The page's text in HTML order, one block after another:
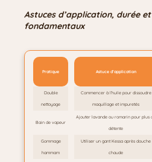
Astuces d’application, durée
fondamentaux
Pratique Astuce d’application
Double
nettoyage
Commencer à l’huile pour dissoudre
maquillage et impuretés
Bain de vapeur
Ajouter lavande ou romarin pour plus
détente
Gommage
hammam
Utiliser un gant Kessa après douche
chaude